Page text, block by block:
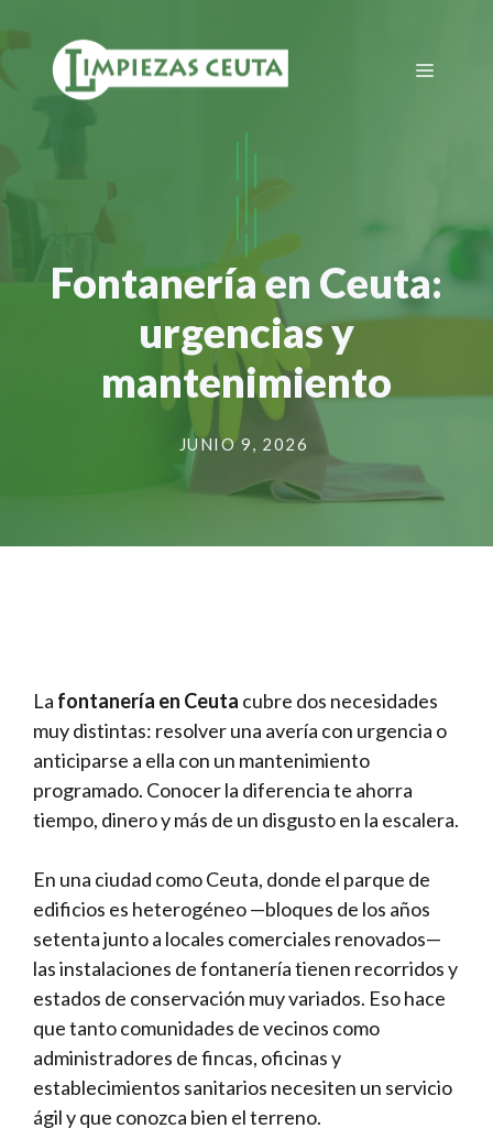
contenido
Menú
Fontanería en Ceuta:
urgencias y
mantenimiento
JUNIO 9, 2026
La fontanería en Ceuta cubre dos necesidades
muy distintas: resolver una avería con urgencia o
anticiparse a ella con un mantenimiento
programado. Conocer la diferencia te ahorra
tiempo, dinero y más de un disgusto en la escalera.
En una ciudad como Ceuta, donde el parque de
edificios es heterogéneo —bloques de los años
setenta junto a locales comerciales renovados—
las instalaciones de fontanería tienen recorridos y
estados de conservación muy variados. Eso hace
que tanto comunidades de vecinos como
administradores de fincas, oficinas y
establecimientos sanitarios necesiten un servicio
ágil y que conozca bien el terreno.